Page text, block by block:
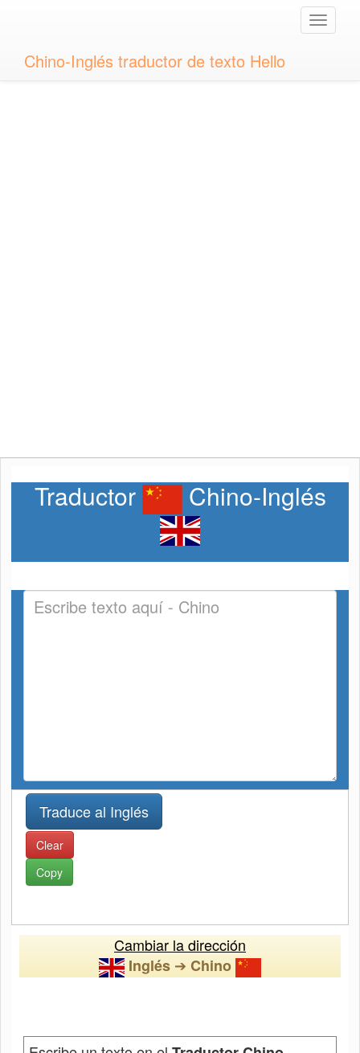
Toggle
Chino-Inglés traductor de texto Hello
Traductor Chino-Inglés
Clear
Copy
Cambiar la dirección
Inglés ➔ Chino